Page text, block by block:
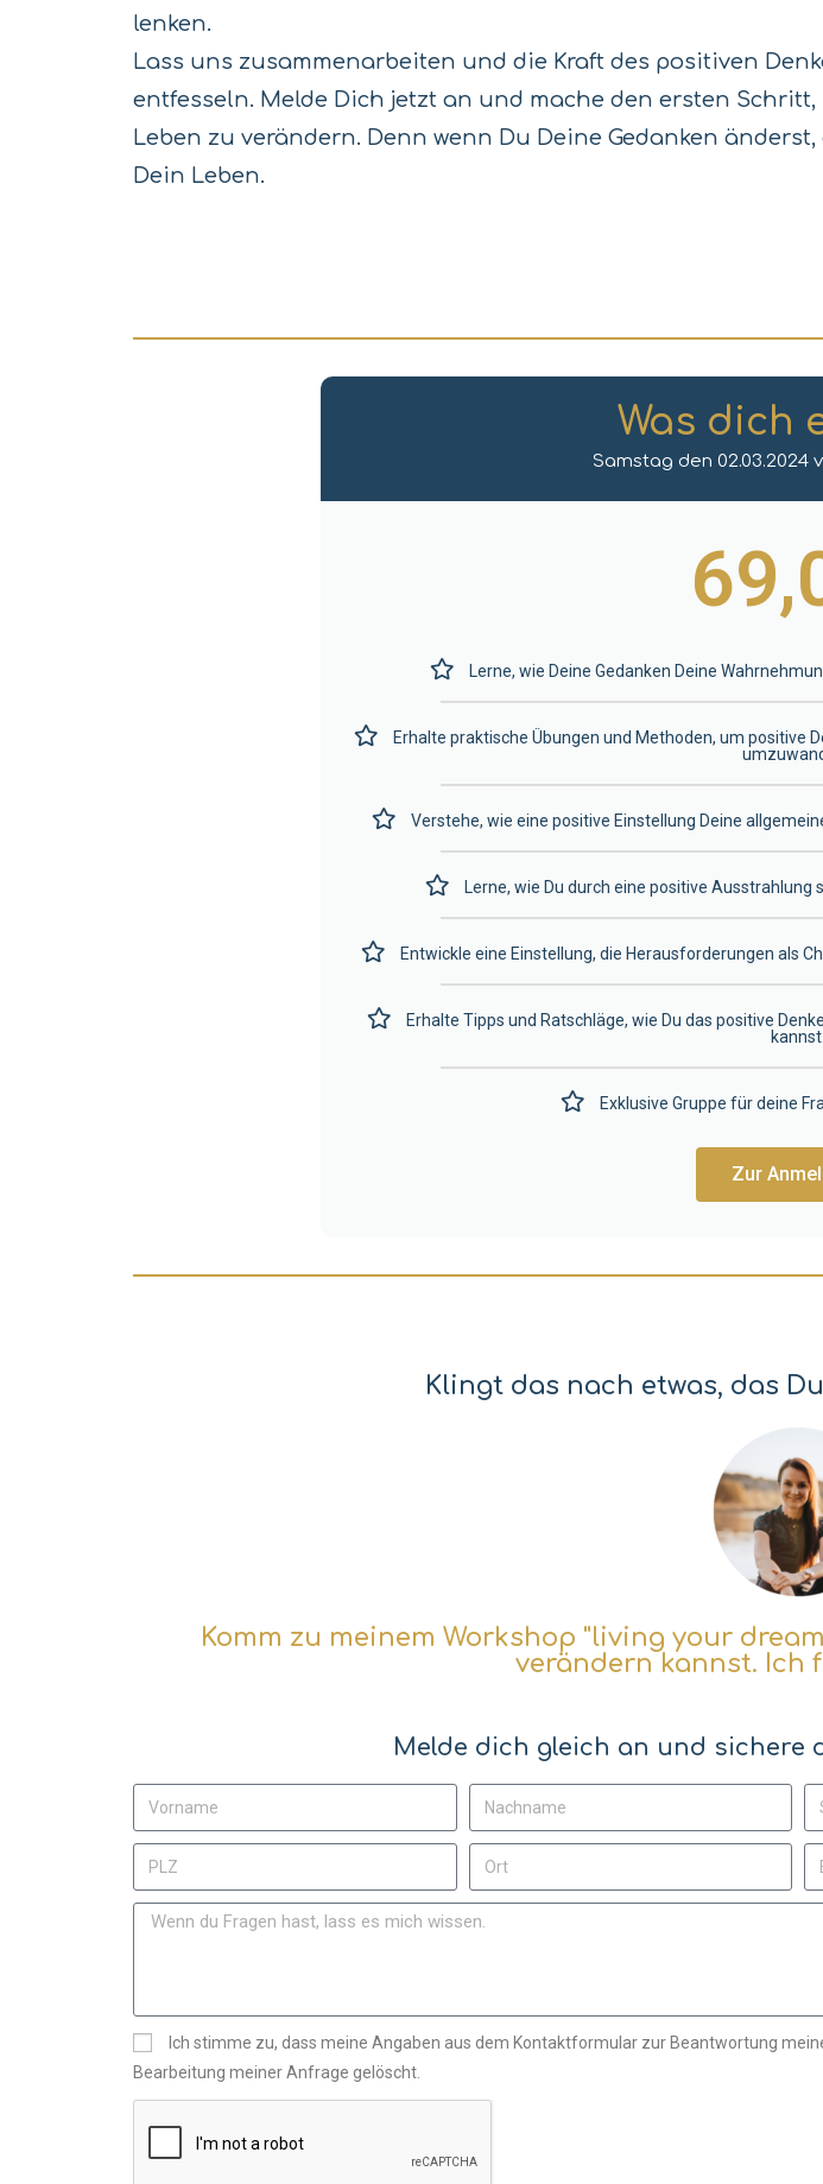
lenken.
Lass uns zusammenarbeiten und die Kraft des positiven
entfesseln. Melde Dich jetzt an und mache den ersten Schritt,
Leben zu verändern. Denn wenn Du Deine Gedanken
Dein Leben.
Was dich
Samstag den 02.03.2024
Lerne, wie Deine Gedanken Deine
Erhalte praktische Übungen und Methoden, um positive
Verstehe, wie eine positive Einstellung Deine
Lerne, wie Du durch eine positive
Entwickle eine Einstellung, die Herausforderungen als
Erhalte Tipps und Ratschläge, wie Du das positive
kannst.
Exklusive Gruppe für deine
Zur
Klingt das nach etwas, das
Komm zu meinem Workshop "living your
verändern kannst. Ich
Melde dich gleich an und sichere
Ich stimme zu, dass meine Angaben aus dem Kontaktformular zur Beantwortung
Bearbeitung meiner Anfrage gelöscht.